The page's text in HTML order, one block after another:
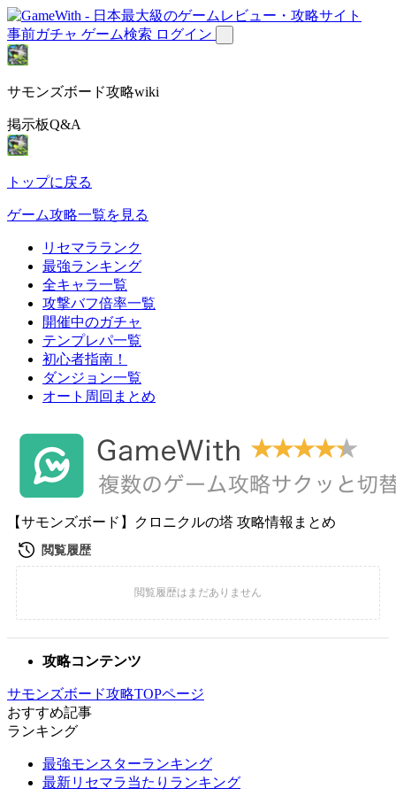
事前ガチャ ゲーム検索 ログイン
サモンズボード攻略wiki
掲示板Q&A
トップに戻る
ゲーム攻略一覧を見る
リセマラランク
最強ランキング
全キャラ一覧
攻撃バフ倍率一覧
開催中のガチャ
テンプレパ一覧
初心者指南！
ダンジョン一覧
オート周回まとめ
【サモンズボード】クロニクルの塔 攻略情報まとめ
攻略コンテンツ
サモンズボード攻略TOPページ
おすすめ記事
ランキング
最強モンスターランキング
最新リセマラ当たりランキング